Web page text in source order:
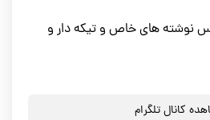
نوشته های خاص و تیکه دار و
کانال تلگرام